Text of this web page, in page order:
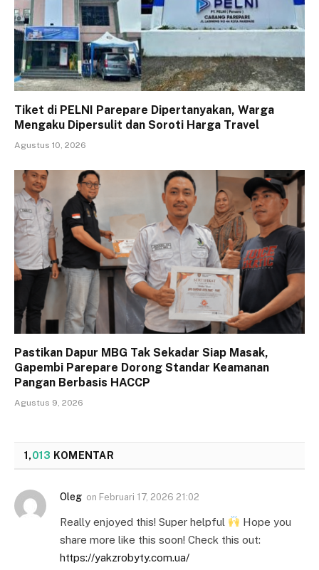
Tiket di PELNI Parepare Dipertanyakan, Warga
Mengaku Dipersulit dan Soroti Harga Travel
Agustus 10, 2026
Pastikan Dapur MBG Tak Sekadar Siap Masak,
Gapembi Parepare Dorong Standar Keamanan
Pangan Berbasis HACCP
Agustus 9, 2026
1,013 KOMENTAR
Oleg on Februari 17, 2026 21:02
Really enjoyed this! Super helpful
Hope you
share more like this soon! Check this out:
https://yakzrobyty.com.ua/